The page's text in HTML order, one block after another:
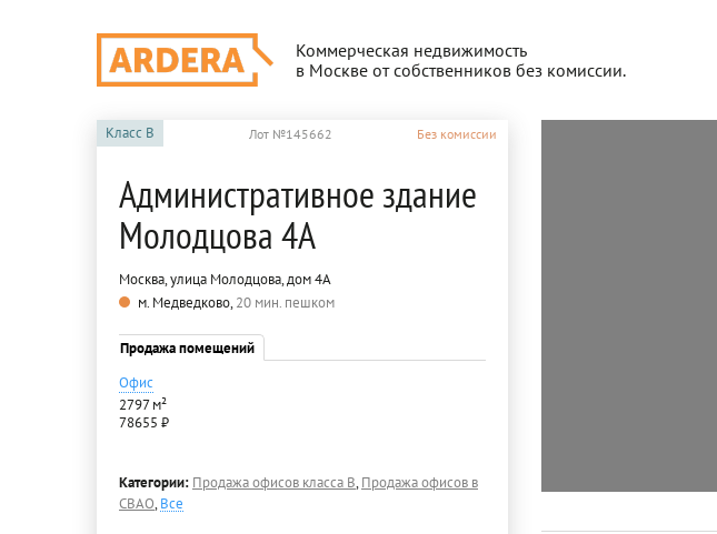
Коммерческая недвижимость
в Москве от собственников без комиссии.
Класс B Лот №145662 Без комиссии
Административное здание
Молодцова 4А
Москва, улица Молодцова, дом 4А
м. Медведково,20 мин. пешком
Продажа помещений
Офис
2797 м²
78655 ₽
Категории: Продажа офисов класса B,Продажа офисов в
СВАО,Все